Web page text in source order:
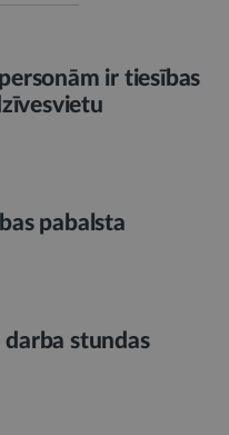
ir tiesības
pabalsta
stundas